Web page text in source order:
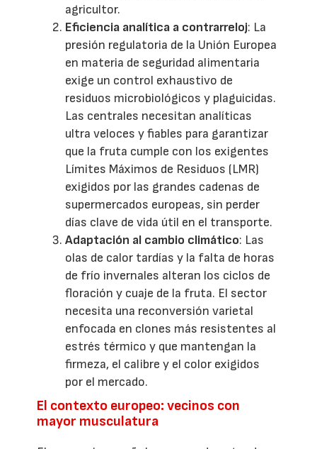
agricultor.
Eficiencia analítica a contrarreloj: La
presión regulatoria de la Unión Europea
en materia de seguridad alimentaria
exige un control exhaustivo de
residuos microbiológicos y plaguicidas.
Las centrales necesitan analíticas
ultra veloces y fiables para garantizar
que la fruta cumple con los exigentes
Límites Máximos de Residuos (LMR)
exigidos por las grandes cadenas de
supermercados europeas, sin perder
días clave de vida útil en el transporte.
Adaptación al cambio climático: Las
olas de calor tardías y la falta de horas
de frío invernales alteran los ciclos de
floración y cuaje de la fruta. El sector
necesita una reconversión varietal
enfocada en clones más resistentes al
estrés térmico y que mantengan la
firmeza, el calibre y el color exigidos
por el mercado.
El contexto europeo: vecinos con
mayor musculatura